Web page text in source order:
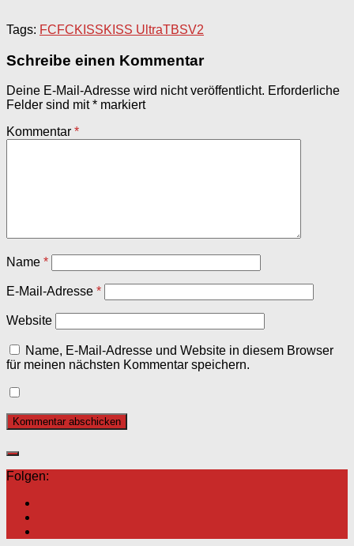
Tags: FCFCKISSKISS UltraTBSV2
Schreibe einen Kommentar
Deine E-Mail-Adresse wird nicht veröffentlicht. Erforderliche
Felder sind mit* markiert
Kommentar *
Name *
E-Mail-Adresse *
Website
Name, E-Mail-Adresse und Website in diesem Browser
für meinen nächsten Kommentar speichern.
Folgen: